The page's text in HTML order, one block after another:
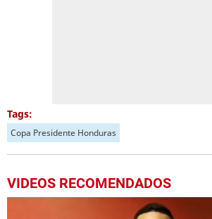
Tags:
Copa Presidente Honduras
VIDEOS RECOMENDADOS